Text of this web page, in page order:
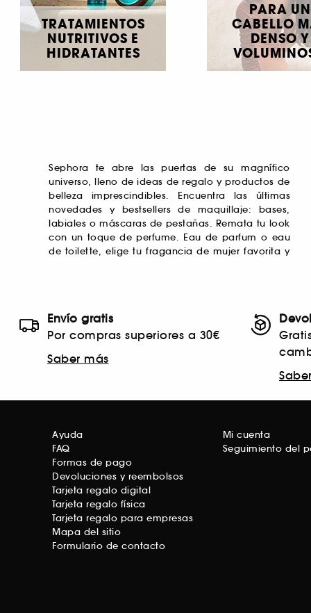
TRATAMIENTOS
NUTRITIVOS E
HIDRATANTES
PARA UN
CABELLO
DENSO Y
Sephora te abre las puertas de su magnífico
universo, lleno de ideas de regalo y productos de
belleza imprescindibles. Encuentra las últimas
novedades y bestsellers de maquillaje: bases,
labiales o máscaras de pestañas. Remata tu look
con un toque de perfume. Eau de parfum o eau
de toilette, elige tu fragancia de mujer favorita y
Envío gratis
Por compras superiores a 30€
Saber más
Ayuda
FAQ
Formas de pago
Devoluciones y reembolsos
Tarjeta regalo digital
Tarjeta regalo física
Tarjeta regalo para empresas
Mapa del sitio
Formulario de contacto
Mi cuenta
Seguimiento del